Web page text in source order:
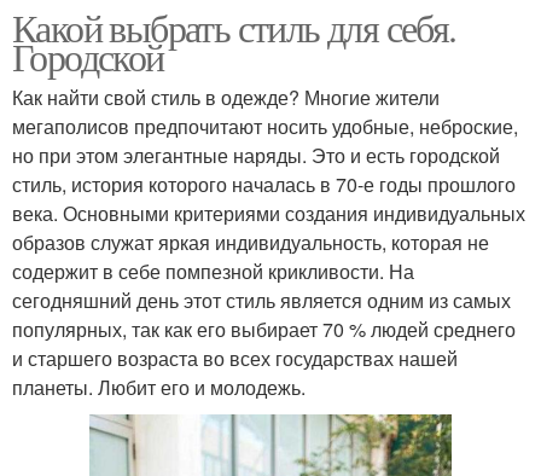
Какой выбрать стиль для себя.
Городской
Как найти свой стиль в одежде? Многие жители
мегаполисов предпочитают носить удобные, неброские,
но при этом элегантные наряды. Это и есть городской
стиль, история которого началась в 70-е годы прошлого
века. Основными критериями создания индивидуальных
образов служат яркая индивидуальность, которая не
содержит в себе помпезной крикливости. На
сегодняшний день этот стиль является одним из самых
популярных, так как его выбирает 70 % людей среднего
и старшего возраста во всех государствах нашей
планеты. Любит его и молодежь.